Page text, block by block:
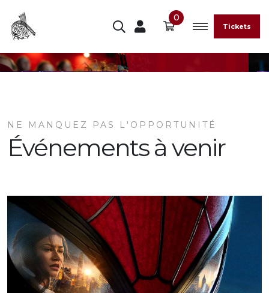
0
Tickets
NE MANQUEZ PAS L'OPPORTUNITÉ
Événements à venir